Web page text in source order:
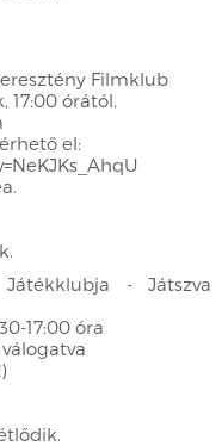
Filmklub
17:00 órától.
el:
- Játszva
17:00 óra